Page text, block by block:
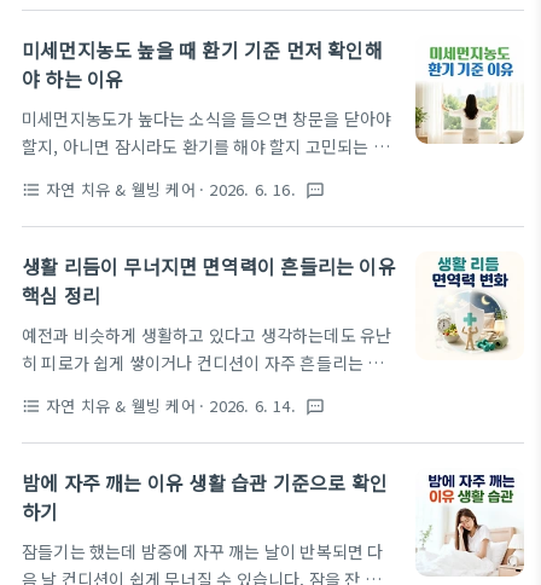
니다. 실내 환경에 따라 수면질이 ..
은 시간을 앉아 있거나 서 있어도 몸의 중심이 어디에
실리는지에 따라 관절이 받는 느낌은 달라질 수 있습
니다. 이번 글에서는 자세 습관에 따라 관절 부담이 달
라지는 이유를 생활 속 자세와 움직임 기준으로 정리
합니다. 관절 부담은 한 번의 큰 동작보다 반복되는 작
은 자세 차이에서 시작되는 경우가 많습니다. 현재 자
세가 어떻게 굳어져 있는지, 어느 순간 불편감이 커지
같은 자세라도 오래 유지되는 방식..
미세먼지농도 높을 때 환기 기준 먼저 확인해
야 하는 이유
미세먼지농도가 높다는 소식을 들으면 창문을 닫아야
할지, 아니면 잠시라도 환기를 해야 할지 고민되는 경
적과 외부 오염물질 유입을 줄이려는 목적이 서로 충
돌하기 때문입니다. 특히 실내에서 보내는 시간이 길
어질수록 환기 여부에 대한 판단이 더욱 중요하게 느
껴질 수 있습니다. 이번 글에서는 미세먼지농도 환기
기준 이유를 중심으로 환기 전 무엇을 먼저 확인해야
하는지 살펴보겠습니다. 무조건 창문을 닫거나 열기보
다 현재 공기 상태와 생활 환경을 함께 고려하는 것이
보다 현실적인 판단 기준이 될 수 있습니다. 미세먼지
기 상태에 따라 체감 차이가 달라질 수 있습니다.창..
format_list_bulleted 자연 치유 & 웰빙 케어 · 2026. 6. 16. textsms
생활 리듬이 무너지면 면역력이 흔들리는 이유
핵심 정리
예전과 비슷하게 생활하고 있다고 생각하는데도 유난
히 피로가 쉽게 쌓이거나 컨디션이 자주 흔들리는 경
트레스에도 쉽게 지치며 회복 속도도 예전 같지 않다
고 느껴질 때가 있습니다. 이런 변화는 단순히 바쁜 일
상 때문이라고 생각하기 쉽지만 생활 리듬 변화와 함
께 나타나는 경우도 적지 않습니다. 이번 글에서는 생
활 리듬 면역력 변화를 중심으로 생활 습관이 몸 상태
에 어떤 차이를 만들 수 있는지 살펴보겠습니다. 생활
format_list_bulleted 자연 치유 & 웰빙 케어 · 2026. 6. 14. textsms
밤에 자주 깨는 이유 생활 습관 기준으로 확인
하기
잠들기는 했는데 밤중에 자꾸 깨는 날이 반복되면 다
음 날 컨디션이 쉽게 무너질 수 있습니다. 잠을 잔 시간